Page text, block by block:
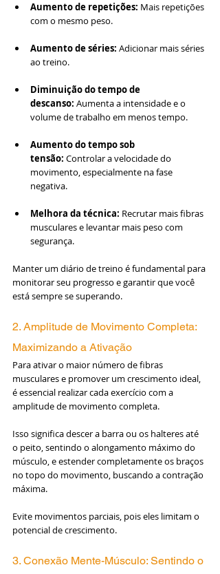
Aumento de repetições: Mais repetições
com o mesmo peso.
Aumento de séries: Adicionar mais séries
ao treino.
Diminuição do tempo de
descanso: Aumenta a intensidade e o
volume de trabalho em menos tempo.
Aumento do tempo sob
tensão: Controlar a velocidade do
movimento, especialmente na fase
negativa.
Melhora da técnica: Recrutar mais fibras
musculares e levantar mais peso com
segurança.
Manter um diário de treino é fundamental para
monitorar seu progresso e garantir que você
está sempre se superando.
2. Amplitude de Movimento Completa:
Maximizando a Ativação
Para ativar o maior número de fibras
musculares e promover um crescimento ideal,
é essencial realizar cada exercício com a
amplitude de movimento completa.
Isso significa descer a barra ou os halteres até
o peito, sentindo o alongamento máximo do
músculo, e estender completamente os braços
no topo do movimento, buscando a contração
máxima.
Evite movimentos parciais, pois eles limitam o
potencial de crescimento.
3. Conexão Mente-Músculo: Sentindo o